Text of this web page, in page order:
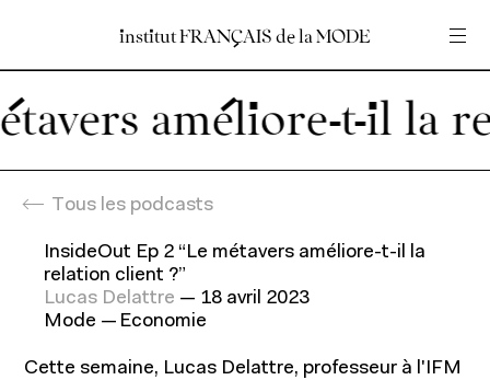
institutFRANÇAISdelaMODE
institutFRANÇAISdelaMODE
Entrez votre recherche
améliore-t-il la
Tous les podcasts
InsideOut Ep 2 “Le métavers améliore-t-il la
relation client ?”
Lucas Delattre — 18 avril 2023
Mode
Economie
Cette semaine, Lucas Delattre, professeur à l'IFM